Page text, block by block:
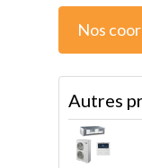
Nos
Autres